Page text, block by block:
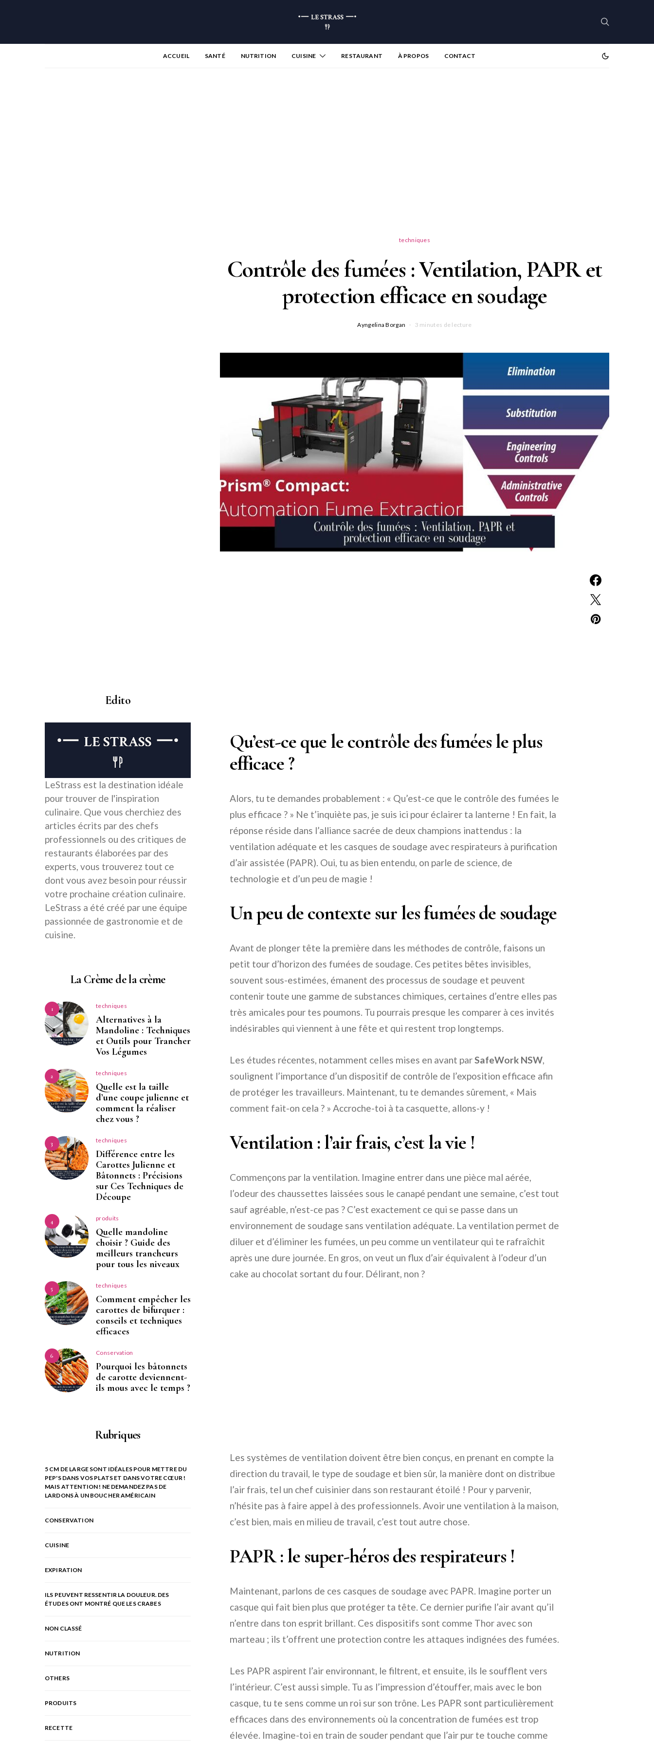
ACCUEIL SANTÉ NUTRITION CUISINE RESTAURANT À PROPOS CONTACT
techniques
Contrôle des fumées : Ventilation, PAPR et
protection efficace en soudage
Ayngelina Borgan 3 minutes de lecture
Qu’est-ce que le contrôle des fumées le plus
efficace ?
Alors, tu te demandes probablement : « Qu’est-ce que le contrôle des fumées le
plus efficace ? » Ne t’inquiète pas, je suis ici pour éclairer ta lanterne ! En fait, la
réponse réside dans l’alliance sacrée de deux champions inattendus : la
ventilation adéquate et les casques de soudage avec respirateurs à purification
d’air assistée (PAPR). Oui, tu as bien entendu, on parle de science, de
technologie et d’un peu de magie !
Un peu de contexte sur les fumées de soudage
Avant de plonger tête la première dans les méthodes de contrôle, faisons un
petit tour d’horizon des fumées de soudage. Ces petites bêtes invisibles,
souvent sous-estimées, émanent des processus de soudage et peuvent
contenir toute une gamme de substances chimiques, certaines d’entre elles pas
très amicales pour tes poumons. Tu pourrais presque les comparer à ces invités
indésirables qui viennent à une fête et qui restent trop longtemps.
Les études récentes, notamment celles mises en avant parSafeWork NSW,
soulignent l’importance d’un dispositif de contrôle de l’exposition efficace afin
de protéger les travailleurs. Maintenant, tu te demandes sûrement, « Mais
comment fait-on cela ? » Accroche-toi à ta casquette, allons-y !
Ventilation : l’air frais, c’est la vie !
Commençons par la ventilation. Imagine entrer dans une pièce mal aérée,
l’odeur des chaussettes laissées sous le canapé pendant une semaine, c’est tout
sauf agréable, n’est-ce pas ? C’est exactement ce qui se passe dans un
environnement de soudage sans ventilation adéquate. La ventilation permet de
diluer et d’éliminer les fumées, un peu comme un ventilateur qui te rafraîchit
après une dure journée. En gros, on veut un flux d’air équivalent à l’odeur d’un
cake au chocolat sortant du four. Délirant, non ?
Les systèmes de ventilation doivent être bien conçus, en prenant en compte la
direction du travail, le type de soudage et bien sûr, la manière dont on distribue
l’air frais, tel un chef cuisinier dans son restaurant étoilé ! Pour y parvenir,
n’hésite pas à faire appel à des professionnels. Avoir une ventilation à la maison,
c’est bien, mais en milieu de travail, c’est tout autre chose.
PAPR : le super-héros des respirateurs !
Maintenant, parlons de ces casques de soudage avec PAPR. Imagine porter un
casque qui fait bien plus que protéger ta tête. Ce dernier purifie l’air avant qu’il
n’entre dans ton esprit brillant. Ces dispositifs sont comme Thor avec son
marteau ; ils t’offrent une protection contre les attaques indignées des fumées.
Les PAPR aspirent l’air environnant, le filtrent, et ensuite, ils le soufflent vers
l’intérieur. C’est aussi simple. Tu as l’impression d’étouffer, mais avec le bon
casque, tu te sens comme un roi sur son trône. Les PAPR sont particulièrement
efficaces dans des environnements où la concentration de fumées est trop
élevée. Imagine-toi en train de souder pendant que l’air pur te touche comme
Edito
LeStrass est la destination idéale
pour trouver de l'inspiration
culinaire. Que vous cherchiez des
articles écrits par des chefs
professionnels ou des critiques de
restaurants élaborées par des
experts, vous trouverez tout ce
dont vous avez besoin pour réussir
votre prochaine création culinaire.
LeStrass a été créé par une équipe
passionnée de gastronomie et de
cuisine.
La Crème de la crème
1 techniques
Alternatives à la
Mandoline : Techniques
et Outils pour Trancher
Vos Légumes
2 techniques
Quelle est la taille
d’une coupe julienne et
comment la réaliser
chez vous ?
3 techniques
Différence entre les
Carottes Julienne et
Bâtonnets : Précisions
sur Ces Techniques de
Découpe
4 produits
Quelle mandoline
choisir ? Guide des
meilleurs trancheurs
pour tous les niveaux
5 techniques
Comment empêcher les
carottes de bifurquer :
conseils et techniques
efficaces
6 Conservation
Pourquoi les bâtonnets
de carotte deviennent-
ils mous avec le temps ?
Rubriques
5 CM DE LARGE SONT IDÉALES POUR METTRE DU
PEP'S DANS VOS PLATS ET DANS VOTRE CŒUR !
MAIS ATTENTION ! NE DEMANDEZ PAS DE
LARDONS À UN BOUCHER AMÉRICAIN
CONSERVATION
CUISINE
EXPIRATION
ILS PEUVENT RESSENTIR LA DOULEUR. DES
ÉTUDES ONT MONTRÉ QUE LES CRABES
NON CLASSÉ
NUTRITION
OTHERS
PRODUITS
RECETTE